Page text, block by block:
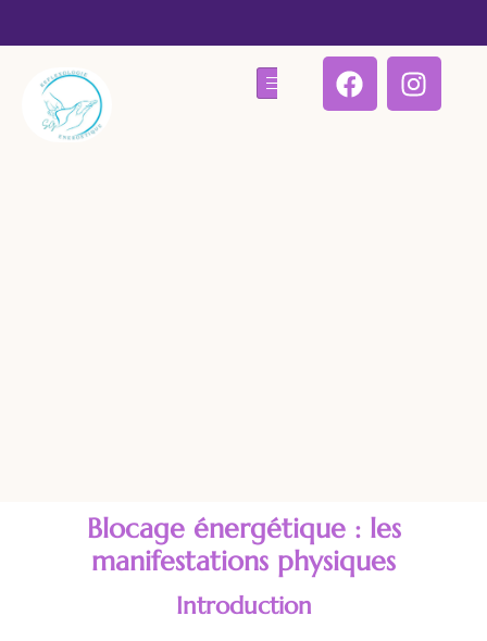
Blocage énergétique : les
manifestations physiques
Introduction